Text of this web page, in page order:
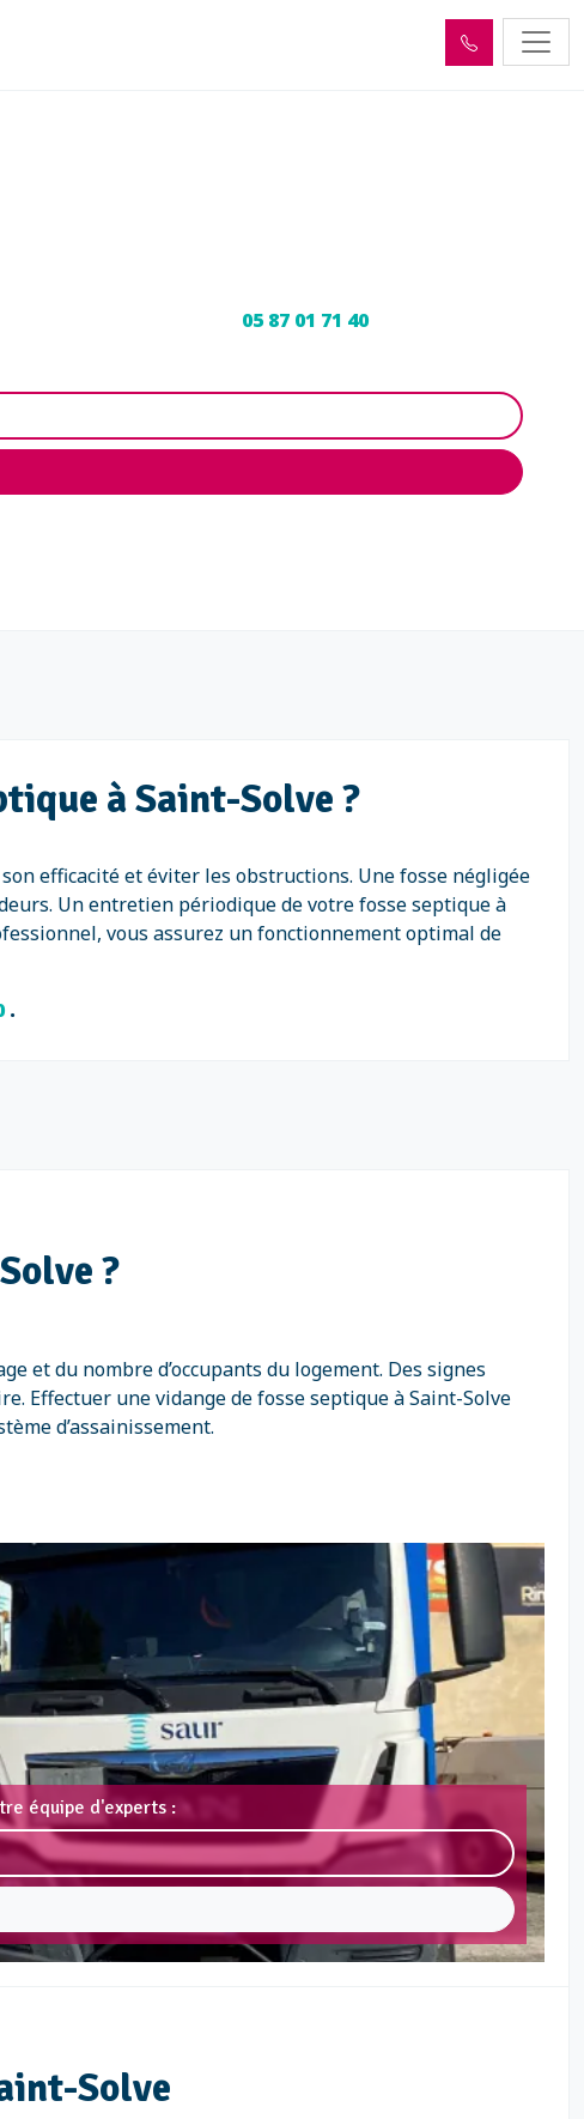
05 87 01 71 40
à Saint-Solve ?
efficacité et éviter les obstructions. Une fosse négligée
Un entretien périodique de votre fosse septique à
vous assurez un fonctionnement optimal de
.
?
et du nombre d’occupants du logement. Des signes
Effectuer une vidange de fosse septique à Saint-Solve
d’assainissement.
équipe d'experts :
Solve